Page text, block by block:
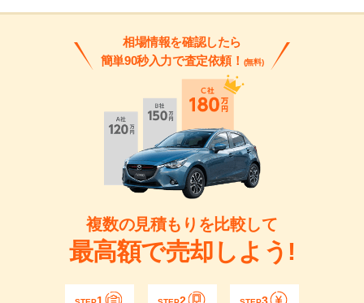
相場情報を確認したら
簡単90秒入力で査定依頼！ (無料)
複数の見積もりを比較して
最高額で売却しよう!
1 2 3